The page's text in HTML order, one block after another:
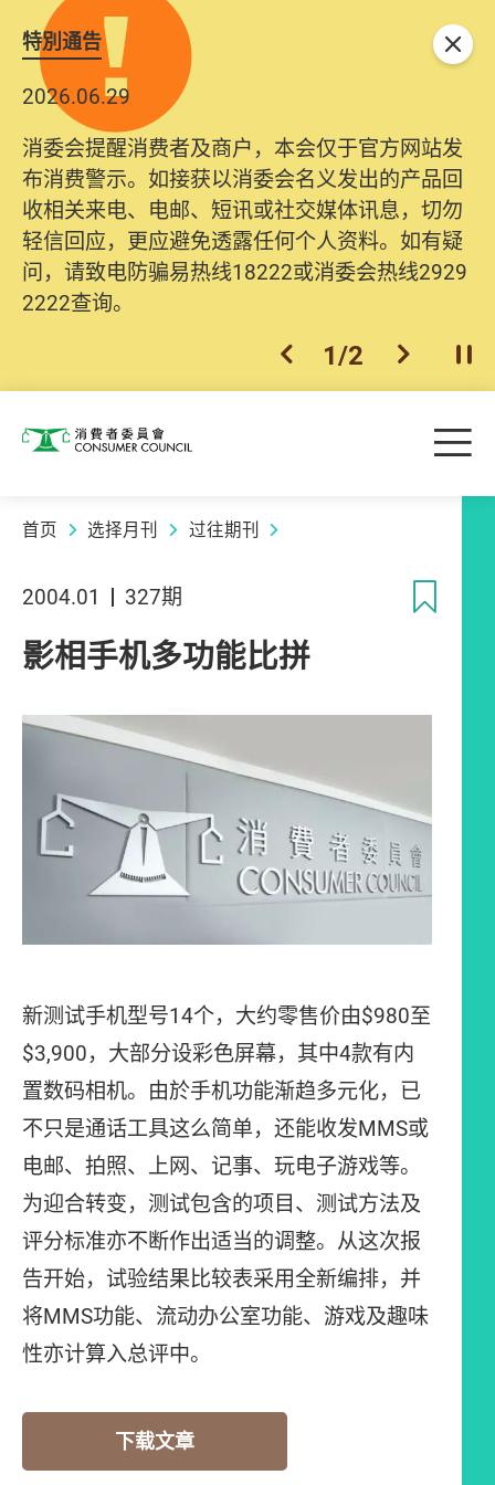
特別通告
2026.06.29
消委会提醒消费者及商户，本会仅于官方网站发
布消费警示。如接获以消委会名义发出的产品回
收相关来电、电邮、短讯或社交媒体讯息，切勿
轻信回应，更应避免透露任何个人资料。如有疑
问，请致电防骗易热线18222或消委会热线2929
2222查询。
上一个
1/2 下一个开
关闭
消费者委员会 目
首页 选择月刊 过往期刊
2004.01 327期
影相手机多功能比拼
新测试手机型号14个，大约零售价由$980至
$3,900，大部分设彩色屏幕，其中4款有内
置数码相机。由於手机功能渐趋多元化，已
不只是通话工具这么简单，还能收发MMS或
电邮、拍照、上网、记事、玩电子游戏等。
为迎合转变，测试包含的项目、测试方法及
评分标准亦不断作出适当的调整。从这次报
告开始，试验结果比较表采用全新编排，并
将MMS功能、流动办公室功能、游戏及趣味
性亦计算入总评中。
下载文章